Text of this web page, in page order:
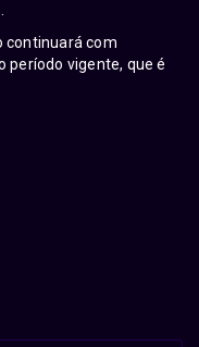
continuará com
período vigente, que é